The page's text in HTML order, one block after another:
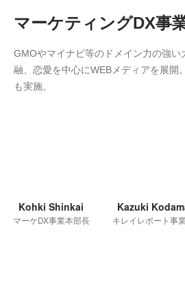
マーケティングDX事
GMOやマイナビ等のドメイン力の強い
融、恋愛を中心にWEBメディアを展開
も実施。
Kohki Shinkai
マーケDX事業本部長
Kazuki
キレイレポート事